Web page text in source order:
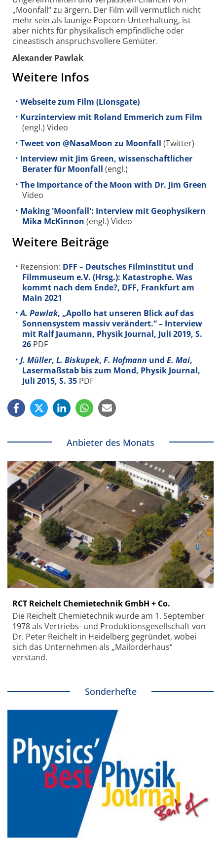
„Moonfall“ zu ärgern. Der Film will vermutlich nicht
mehr sein als launige Popcorn-Unterhaltung, ist
aber nichts für physikalisch empfindliche oder
cineastisch anspruchsvollere Gemüter.
Alexander Pawlak
Weitere Infos
Webseite zum Film (Lionsgate)
Kurzinterview mit Roland Emmerich zum Film
(engl.) Video
Tweet von @NasaMoon zu Moonfall (Twitter)
Interview mit Jim Green, wissenschaftlicher
Berater für Moonfall (engl.)
The Importance of the Moon with Dr. Jim Green
Video
Making 'Moonfall': Interview mit Geophysikern
Mika McKinnon (engl.) Video
Weitere Beiträge
Rezension: DFF – Deutsches Filminstitut und
Filmmuseum e.V. (Hrsg.): Katastrophe. Was
kommt nach dem Ende?, DFF, Frankfurt am
Main 2021
A. Pawlak, „Apollo hat unseren Blick auf das
Sonnensystem massiv verändert.“ – Interview
mit Ralf Jaumann, Physik Journal, Juli 2019, S.
26 PDF
J. Müller, L. Biskupek, F. Hofmann und E. Mai,
Lasermaßstab bis zum Mond, Physik Journal,
Juli 2015, S. 35 PDF
Anbieter des Monats
RCT Reichelt Chemietechnik GmbH + Co.
Die Reichelt Chemietechnik wurde am 1. September
1978 als Vertriebs- und Produktionsgesellschaft von
Dr. Peter Reichelt in Heidelberg gegründet, wobei
sich das Unternehmen als „Mailorderhaus“
verstand.
Sonderhefte